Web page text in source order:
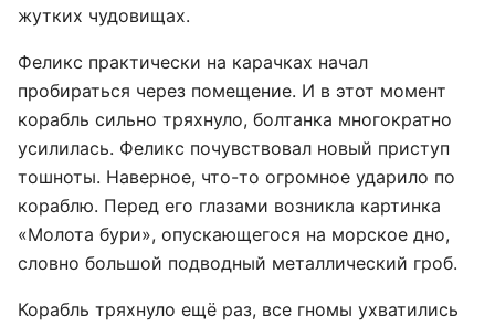
жутких чудовищах.
Феликс практически на карачках начал
пробираться через помещение. И в этот момент
корабль сильно тряхнуло, болтанка многократно
усилилась. Феликс почувствовал новый приступ
тошноты. Наверное, что-то огромное ударило по
кораблю. Перед его глазами возникла картинка
«Молота бури», опускающегося на морское дно,
словно большой подводный металлический гроб.
Корабль тряхнуло ещё раз, все гномы ухватились